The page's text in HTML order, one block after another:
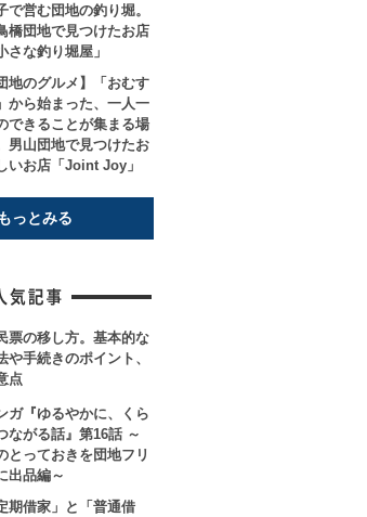
で営む団地の釣り堀。
橋団地で見つけたお店
さな釣り堀屋」
地のグルメ】「おむす
から始まった、一人一
できることが集まる場
男山団地で見つけたお
いお店「Joint Joy」
っとみる
票の移し方。基本的な
や手続きのポイント、
点
ガ『ゆるやかに、くら
ながる話』第16話 ～
とっておきを団地フリ
出品編～
期借家」と「普通借